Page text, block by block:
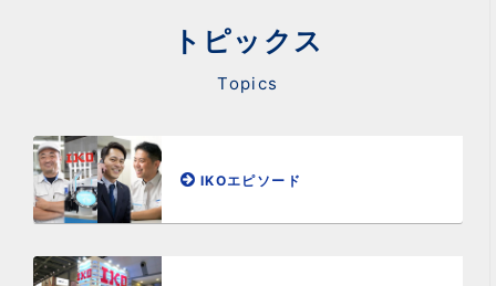
トピックス
Topics
IKOエピソード